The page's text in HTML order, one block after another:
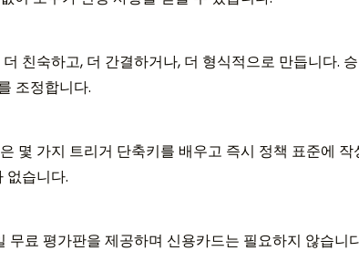
친숙하고, 더 간결하거나, 더 형식적으로 만듭니다.
조정합니다.
몇 가지 트리거 단축키를 배우고 즉시 정책 표준에 작
없습니다.
료 평가판을 제공하며 신용카드는 필요하지 않습니